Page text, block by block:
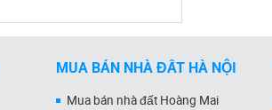
MUA BÁN NHÀ ĐẤT HÀ NỘI
Mua bán nhà đất Hoàng Mai